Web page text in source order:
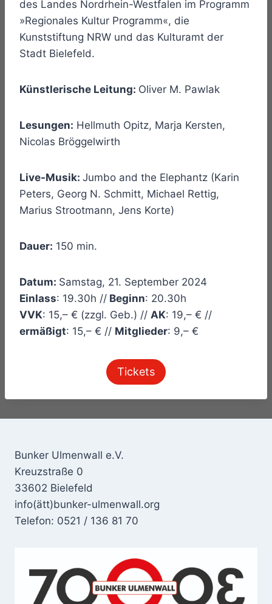
des Landes Nordrhein-Westfalen im Programm
»Regionales Kultur Programm«, die
Kunststiftung NRW und das Kulturamt der
Stadt Bielefeld.
Künstlerische Leitung: Oliver M. Pawlak
Lesungen: Hellmuth Opitz, Marja Kersten,
Nicolas Bröggelwirth
Live-Musik: Jumbo and the Elephantz (Karin
Peters, Georg N. Schmitt, Michael Rettig,
Marius Strootmann, Jens Korte)
Dauer: 150 min.
Datum: Samstag, 21. September 2024
Einlass: 19.30h // Beginn: 20.30h
VVK: 15,– € (zzgl. Geb.) // AK: 19,– € //
ermäßigt: 15,– € // Mitglieder: 9,– €
Tickets
Bunker Ulmenwall e.V.
Kreuzstraße 0
33602 Bielefeld
info(ätt)bunker-ulmenwall.org
Telefon: 0521 / 136 81 70